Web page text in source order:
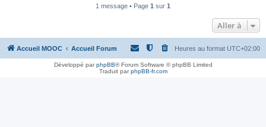
1 message • Page 1 sur 1
Aller à
Accueil MOOC Accueil Forum Heures au format UTC+02:00
Développé parphpBB® Forum Software © phpBB Limited
Traduit parphpBB-fr.com